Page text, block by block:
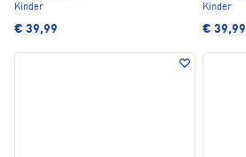
Kinder
€ 39,99
Kinder
€ 39,99